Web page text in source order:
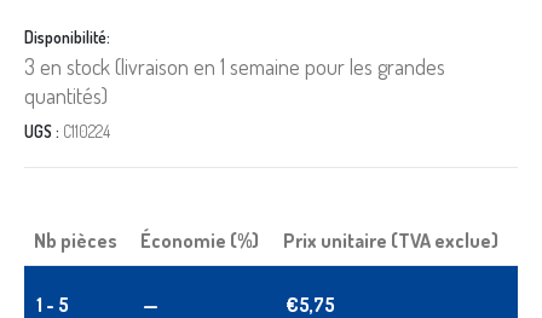
Disponibilité:
3 en stock (livraison en 1 semaine pour les grandes
quantités)
UGS : C110224
Nb pièces Économie (%) Prix unitaire (TVA exclue)
1 - 5 — €5,75